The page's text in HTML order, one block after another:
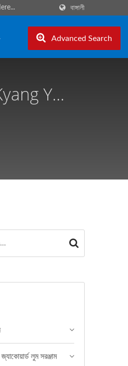
বাঙ্গালী
Advanced Search
Yhe
লুম সরঞ্জাম